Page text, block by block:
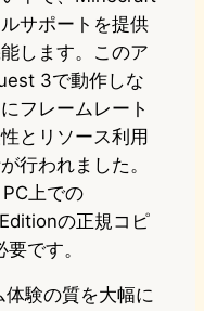
サポートを提供
します。このア
3で動作しな
フレームレート
とリソース利用
行われました。
上での
の正規コピ
です。
体験の質を大幅に